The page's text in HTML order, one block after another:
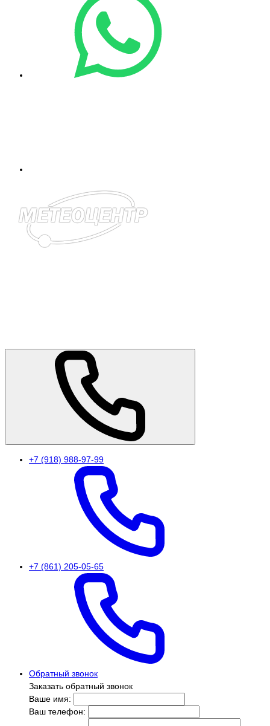
+7 (918) 988-97-99
+7 (861) 205-05-65
Обратный звонок
Заказать обратный звонок
Ваше имя:
Ваш телефон: